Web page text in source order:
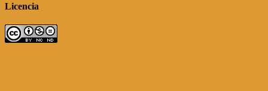
Licencia